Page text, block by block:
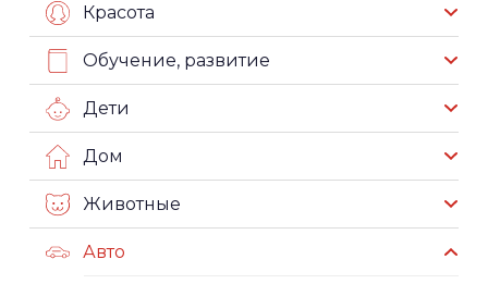
Красота
Обучение, развитие
Дети
Дом
Животные
Авто